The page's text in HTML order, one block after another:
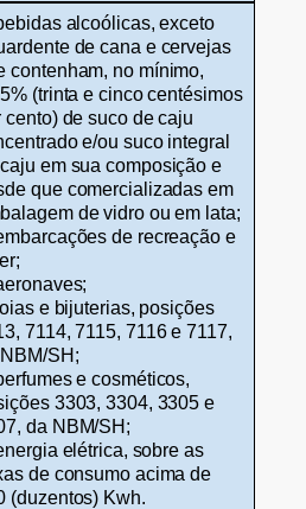
as alcoólicas, exceto
de cana e cervejas
contenham, no mínimo,
(trinta e cinco centésimos
cento) de suco de caju
e/ou suco integral
em sua composição e
que comercializadas em
de vidro ou em lata;
de recreação e
e bijuterias, posições
7114, 7115, 7116 e 7117,
SH;
e cosméticos,
3303, 3304, 3305 e
da NBM/SH;
elétrica, sobre as
de consumo acima de
(duzentos) Kwh.